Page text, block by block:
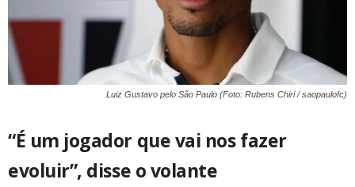
Luiz Gustavo pelo São Paulo (Foto: Rubens Chiri / saopaulofc)
“É um jogador que vai nos fazer
evoluir”, disse o volante